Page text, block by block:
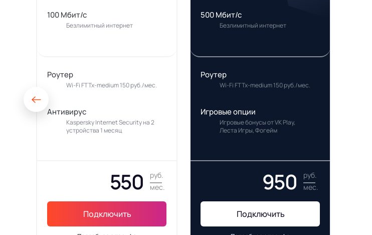
100 Мбит/с
Безлимитный интернет
Роутер
Wi-Fi FTTx-medium 150 руб./мес.
Антивирус
Kaspersky Internet Security на 2
устройства 1 месяц
550
руб.
мес.
Подключить
500 Мбит/с
Безлимитный интернет
Роутер
Wi-Fi FTTx-medium 150 руб./мес.
Игровые опции
Игровые бонусы от VK Play,
Леста Игры, Фогейм
950
руб.
мес.
Подключить